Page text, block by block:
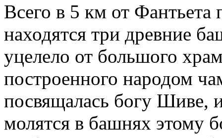
Всего в 5 км от
находятся три древние
уцелело от большого
построенного народом
посвящалась богу Шиве,
молятся в башнях этому